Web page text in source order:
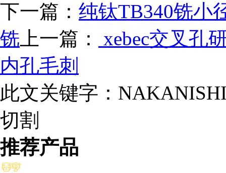
下一篇： 纯钛TB340铣小
铣 上一篇：
xebec交叉孔
内孔毛刺
此文关键字：
切割
推荐产品